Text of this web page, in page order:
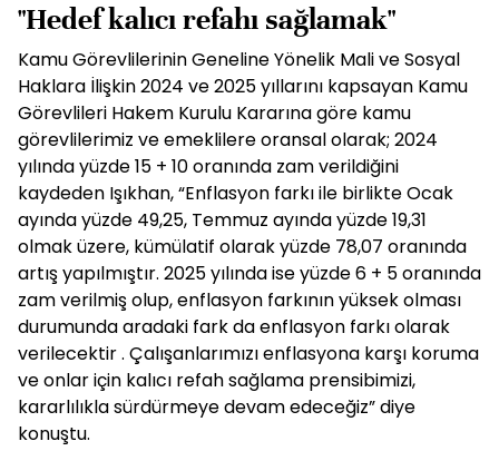
"Hedef kalıcı refahı sağlamak"
Kamu Görevlilerinin Geneline Yönelik Mali ve Sosyal
Haklara İlişkin 2024 ve 2025 yıllarını kapsayan Kamu
Görevlileri Hakem Kurulu Kararına göre kamu
görevlilerimiz ve emeklilere oransal olarak; 2024
yılında yüzde 15 + 10 oranında zam verildiğini
kaydeden Işıkhan, “Enflasyon farkı ile birlikte Ocak
ayında yüzde 49,25, Temmuz ayında yüzde 19,31
olmak üzere, kümülatif olarak yüzde 78,07 oranında
artış yapılmıştır. 2025 yılında ise yüzde 6 + 5 oranında
zam verilmiş olup, enflasyon farkının yüksek olması
durumunda aradaki fark da enflasyon farkı olarak
verilecektir . Çalışanlarımızı enflasyona karşı koruma
ve onlar için kalıcı refah sağlama prensibimizi,
kararlılıkla sürdürmeye devam edeceğiz” diye
konuştu.